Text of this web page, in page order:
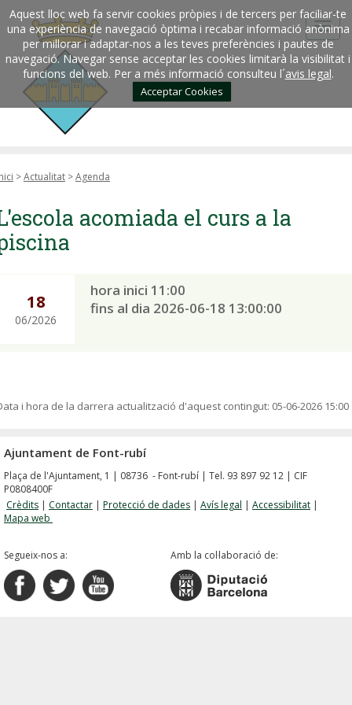
Aquest lloc web fa servir cookies pròpies i de tercers per faciliar-te
una experiència de navegació òptima i recabar informació anònima
per millorar i adaptar-nos a les teves preferències i pautes de
navegació. Navegar sense acceptar les cookies limitarà la visibilitat i
funcions del web. Per a més informació consulteu l´avis legal.
Acceptar Cookies
>Actualitat >Agenda
acomiada el curs a la
18
06/2026
hora inici 11:00
fins al dia 2026-06-18 13:00:00
i hora de la darrera actualització d'aquest contingut: 05-06-2026 15:00
Ajuntament de Font-rubí
Plaça de l'Ajuntament, 1 | 08736 - Font-rubí | Tel. 93 897 92 12 | CIF
P0808400F
Crèdits | Contactar | Protecció de dades | Avís legal | Accessibilitat |
Mapa web
Segueix-nos a: Amb la col·laboració de: